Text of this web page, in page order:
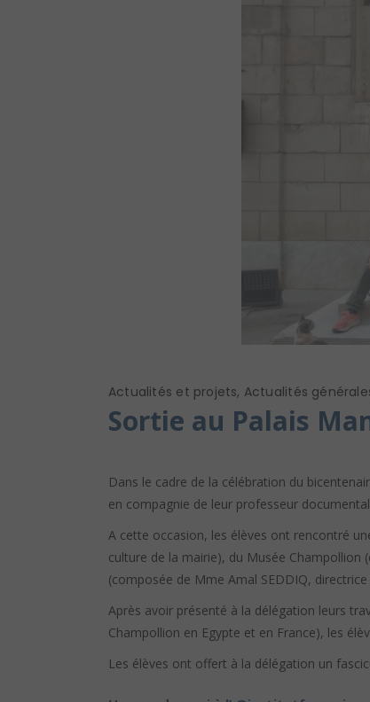
Actualités et projets, Actualités
Sortie au Palais
Dans le cadre de la célébration du
en compagnie de leur professeur
A cette occasion, les élèves ont rencontré
culture de la mairie), du Musée Champollion
(composée de Mme Amal SEDDIQ,
Après avoir présenté à la délégation leurs
Champollion en Egypte et en France), les
Les élèves ont offert à la délégation un